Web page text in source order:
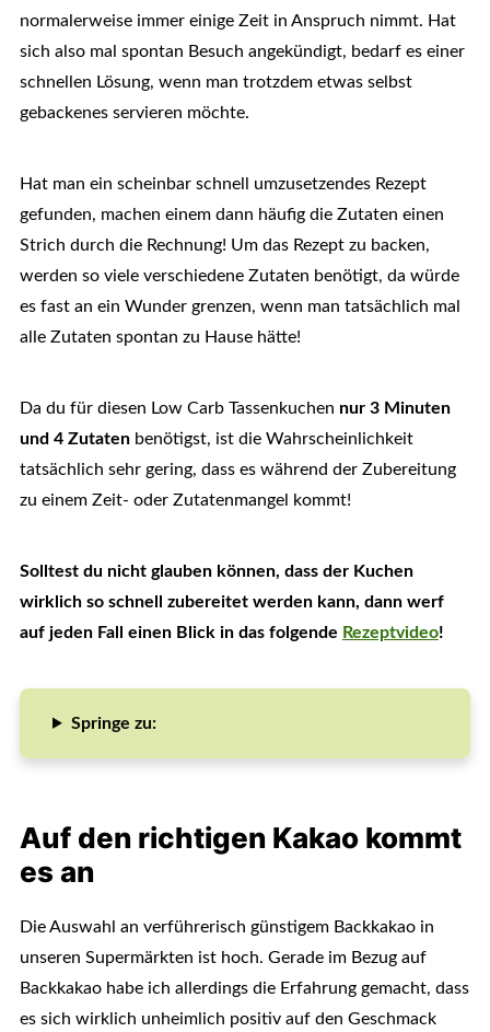
normalerweise immer einige Zeit in Anspruch nimmt. Hat
sich also mal spontan Besuch angekündigt, bedarf es einer
schnellen Lösung, wenn man trotzdem etwas selbst
gebackenes servieren möchte.
Hat man ein scheinbar schnell umzusetzendes Rezept
gefunden, machen einem dann häufig die Zutaten einen
Strich durch die Rechnung! Um das Rezept zu backen,
werden so viele verschiedene Zutaten benötigt, da würde
es fast an ein Wunder grenzen, wenn man tatsächlich mal
alle Zutaten spontan zu Hause hätte!
Da du für diesen Low Carb Tassenkuchen nur 3 Minuten
und 4 Zutatenbenötigst, ist die Wahrscheinlichkeit
tatsächlich sehr gering, dass es während der Zubereitung
zu einem Zeit- oder Zutatenmangel kommt!
Solltest du nicht glauben können, dass der Kuchen
wirklich so schnell zubereitet werden kann, dann werf
auf jeden Fall einen Blick in das folgende Rezeptvideo!
Springe zu:
Auf den richtigen Kakao kommt
es an
Die Auswahl an verführerisch günstigem Backkakao in
unseren Supermärkten ist hoch. Gerade im Bezug auf
Backkakao habe ich allerdings die Erfahrung gemacht, dass
es sich wirklich unheimlich positiv auf den Geschmack